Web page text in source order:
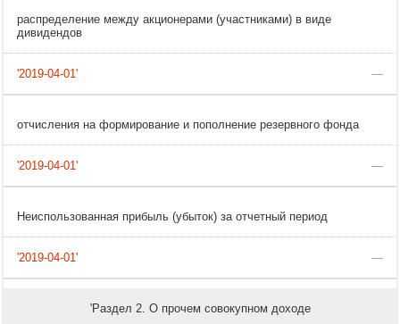
распределение между акционерами (участниками) в виде
дивидендов
—
отчисления на формирование и пополнение резервного фонда
—
Неиспользованная прибыль (убыток) за отчетный период
—
'Раздел 2. О прочем совокупном доходе